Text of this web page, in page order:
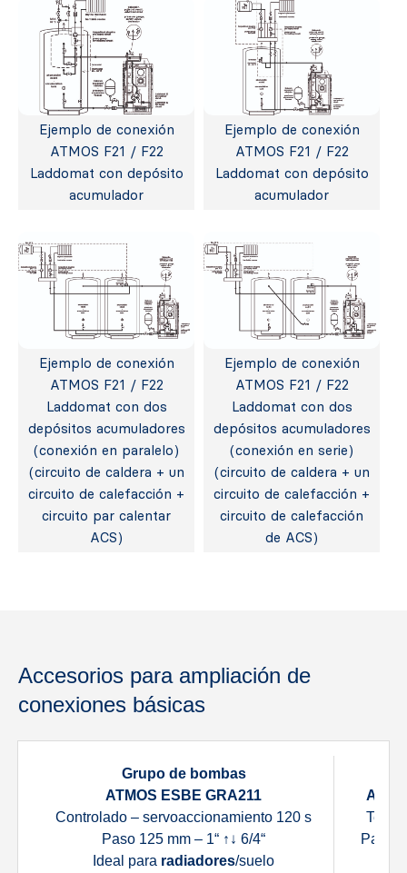
Ejemplo de conexión
ATMOS F21 / F22
Laddomat con depósito
acumulador
Ejemplo de conexión
ATMOS F21 / F22
Laddomat con depósito
acumulador
Ejemplo de conexión
ATMOS F21 / F22
Laddomat con dos
depósitos acumuladores
(conexión en paralelo)
(circuito de caldera + un
circuito de calefacción +
circuito par calentar
ACS)
Ejemplo de conexión
ATMOS F21 / F22
Laddomat con dos
depósitos acumuladores
(conexión en serie)
(circuito de caldera + un
circuito de calefacción +
circuito de calefacción
de ACS)
Accesorios para ampliación de
conexiones básicas
Grupo de bombas
ATMOS ESBE GRA211
Controlado – servoaccionamiento 120 s
Paso 125 mm – 1“ ↑↓ 6/4“
Ideal para radiadores/suelo
Paso